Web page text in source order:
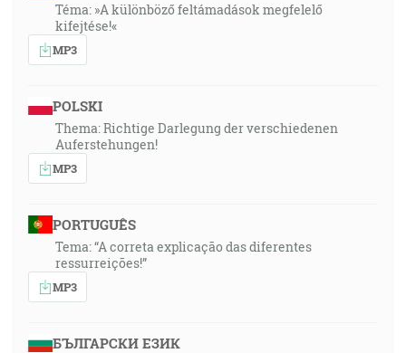
Téma: »A különböző feltámadások megfelelő
kifejtése!«
MP3
POLSKI
Thema: Richtige Darlegung der verschiedenen
Auferstehungen!
MP3
PORTUGUÊS
Tema: “A correta explicação das diferentes
ressurreições!”
MP3
БЪЛГАРСКИ ЕЗИК